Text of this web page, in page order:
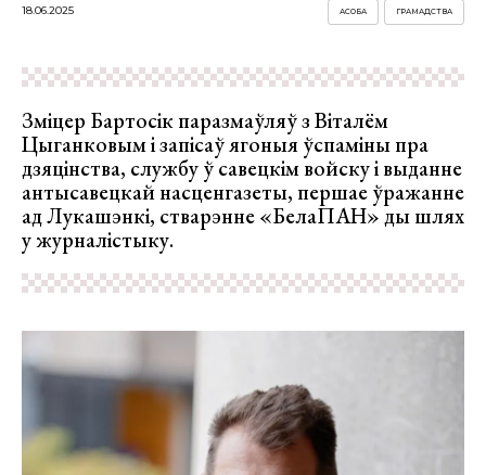
18.06.2025 ГРАМАДСТВА
АСОБА
Зміцер Бартосік паразмаўляў з Віталём
Цыганковым і запісаў ягоныя ўспаміны пра
дзяцінства, службу ў савецкім войску і выданне
антысавецкай насценгазеты, першае ўражанне
ад Лукашэнкі, стварэнне «БелаПАН» ды шлях
у журналістыку.